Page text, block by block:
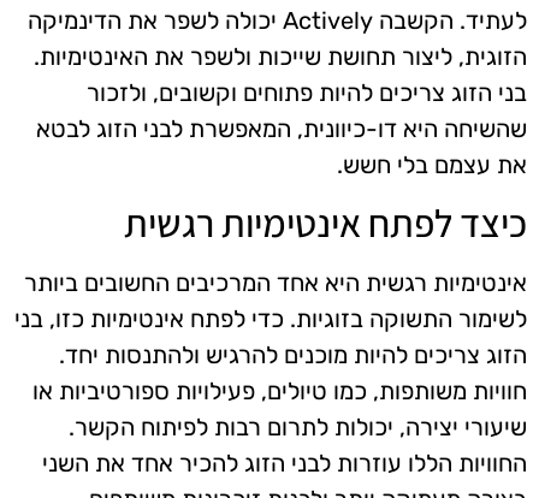
לעתיד. הקשבה Actively יכולה לשפר את הדינמיקה
הזוגית, ליצור תחושת שייכות ולשפר את האינטימיות.
בני הזוג צריכים להיות פתוחים וקשובים, ולזכור
שהשיחה היא דו-כיוונית, המאפשרת לבני הזוג לבטא
את עצמם בלי חשש.
כיצד לפתח אינטימיות רגשית
אינטימיות רגשית היא אחד המרכיבים החשובים ביותר
לשימור התשוקה בזוגיות. כדי לפתח אינטימיות כזו, בני
הזוג צריכים להיות מוכנים להרגיש ולהתנסות יחד.
חוויות משותפות, כמו טיולים, פעילויות ספורטיביות או
שיעורי יצירה, יכולות לתרום רבות לפיתוח הקשר.
החוויות הללו עוזרות לבני הזוג להכיר אחד את השני